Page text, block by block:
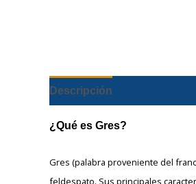
Descripción
¿Qué es Gres?
Gres (palabra proveniente del
feldespato. Sus principales